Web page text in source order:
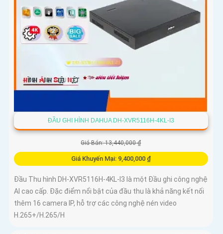
ĐẦU GHI HÌNH DAHUA DH-XVR5116H-4KL-I3
Giá Bán: 13,440,000 ₫
Giá Khuyến Mại: 9,400,000 ₫
Đầu Thu hình DH-XVR5116H-4KL-I3 là một Đầu ghi công nghệ
AI cao cấp. Đặc điểm nổi bật của đầu thu là khả năng kết nối
thêm 16 camera IP, hỗ trợ các công nghệ nén video
H.265+/H.265/H